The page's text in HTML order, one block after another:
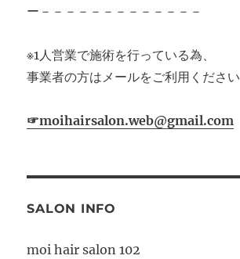
ー－－－－－－－－－－－－－
※1人営業で施術を行っている為、
事業者の方はメールをご利用ください
☞moihairsalon.web@gmail.com
SALON INFO
moi hair salon 102